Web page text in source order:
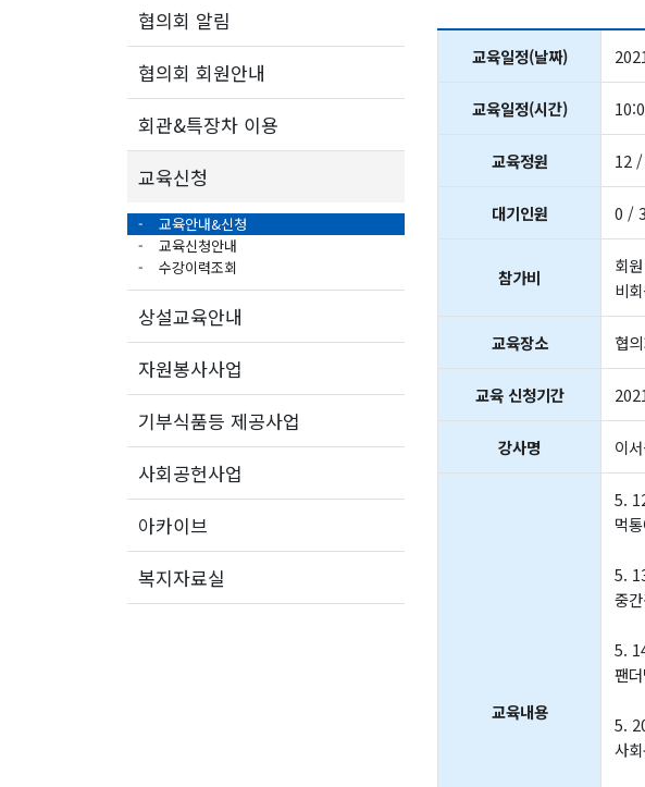
협의회 알림
협의회 회원안내
회관&특장차 이용
교육신청
교육안내&신청
교육신청안내
수강이력조회
상설교육안내
자원봉사사업
기부식품등 제공사업
사회공헌사업
아카이브
복지자료실
교육일정(날짜)
교육일정(시간)
교육정원 12
대기인원 0 / 3
참가비
회
비
교육장소 협
교육 신청기간
강사명 이
교육내용
5.
먹
5.
중
5.
팬
5.
사